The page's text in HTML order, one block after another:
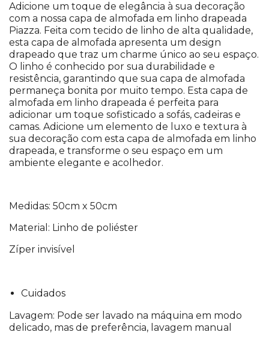
Adicione um toque de elegância à sua decoração
com a nossa capa de almofada em linho drapeada
Piazza. Feita com tecido de linho de alta qualidade,
esta capa de almofada apresenta um design
drapeado que traz um charme único ao seu espaço.
O linho é conhecido por sua durabilidade e
resistência, garantindo que sua capa de almofada
permaneça bonita por muito tempo. Esta capa de
almofada em linho drapeada é perfeita para
adicionar um toque sofisticado a sofás, cadeiras e
camas. Adicione um elemento de luxo e textura à
sua decoração com esta capa de almofada em linho
drapeada, e transforme o seu espaço em um
ambiente elegante e acolhedor.
Medidas: 50cm x 50cm
Material: Linho de poliéster
Zíper invisível
Cuidados
Lavagem: Pode ser lavado na máquina em modo
delicado, mas de preferência, lavagem manual